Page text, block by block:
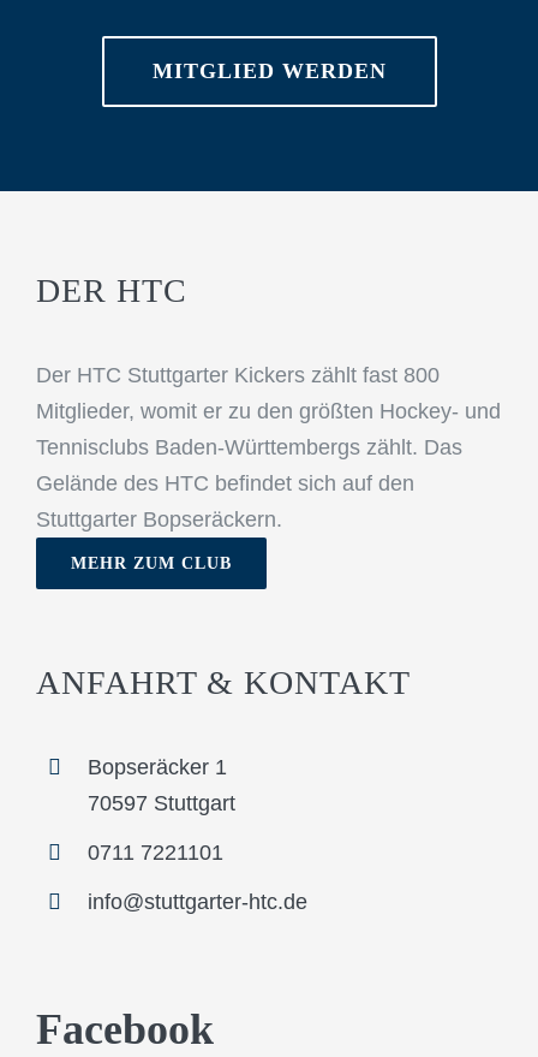
MITGLIED WERDEN
DER HTC
Der HTC Stuttgarter Kickers zählt fast 800
Mitglieder, womit er zu den größten Hockey- und
Tennisclubs Baden-Württembergs zählt. Das
Gelände des HTC befindet sich auf den
Stuttgarter Bopseräckern.
MEHR ZUM CLUB
ANFAHRT & KONTAKT
Bopseräcker 1
70597 Stuttgart
0711 7221101
info@stuttgarter-htc.de
Facebook